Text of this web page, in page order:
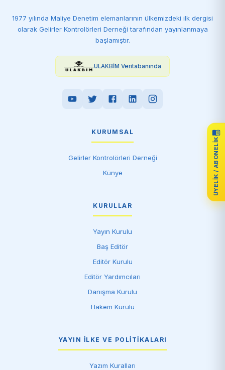
ÜYELIK / ABONELIK
1977 yılında Maliye Denetim elemanlarının ülkemizdeki ilk dergisi
olarak Gelirler Kontrolörleri Derneği tarafından yayınlanmaya
başlamıştır.
ULAKBİM Veritabanında
KURUMSAL
Gelirler Kontrolörleri Derneği
Künye
KURULLAR
Yayın Kurulu
Baş Editör
Editör Kurulu
Editör Yardımcıları
Danışma Kurulu
Hakem Kurulu
YAYIN İLKE VE POLITIKALARI
Yazım Kuralları